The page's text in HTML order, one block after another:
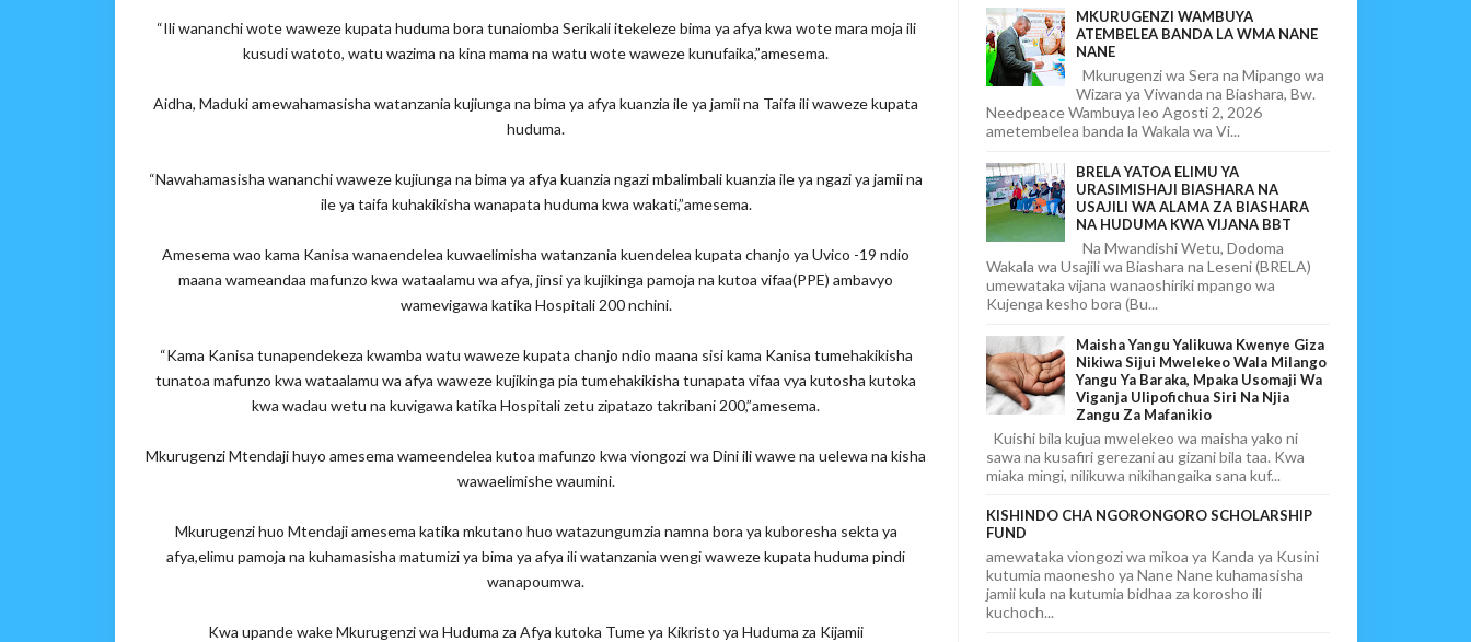
“Ili wananchi wote waweze kupata huduma bora tunaiomba Serikali itekeleze bima ya afya kwa wote mara moja ili
kusudi watoto, watu wazima na kina mama na watu wote waweze kunufaika,”amesema.
Aidha, Maduki amewahamasisha watanzania kujiunga na bima ya afya kuanzia ile ya jamii na Taifa ili waweze kupata
huduma.
“Nawahamasisha wananchi waweze kujiunga na bima ya afya kuanzia ngazi mbalimbali kuanzia ile ya ngazi ya jamii na
ile ya taifa kuhakikisha wanapata huduma kwa wakati,”amesema.
Amesema wao kama Kanisa wanaendelea kuwaelimisha watanzania kuendelea kupata chanjo ya Uvico -19 ndio
maana wameandaa mafunzo kwa wataalamu wa afya, jinsi ya kujikinga pamoja na kutoa vifaa(PPE) ambavyo
wamevigawa katika Hospitali 200 nchini.
“Kama Kanisa tunapendekeza kwamba watu waweze kupata chanjo ndio maana sisi kama Kanisa tumehakikisha
tunatoa mafunzo kwa wataalamu wa afya waweze kujikinga pia tumehakikisha tunapata vifaa vya kutosha kutoka
kwa wadau wetu na kuvigawa katika Hospitali zetu zipatazo takribani 200,”amesema.
Mkurugenzi Mtendaji huyo amesema wameendelea kutoa mafunzo kwa viongozi wa Dini ili wawe na uelewa na kisha
wawaelimishe waumini.
Mkurugenzi huo Mtendaji amesema katika mkutano huo watazungumzia namna bora ya kuboresha sekta ya
afya,elimu pamoja na kuhamasisha matumizi ya bima ya afya ili watanzania wengi waweze kupata huduma pindi
wanapoumwa.
Kwa upande wake Mkurugenzi wa Huduma za Afya kutoka Tume ya Kikristo ya Huduma za Kijamii
MKURUGENZI WAMBUYA
ATEMBELEA BANDA LA WMA NANE
NANE
Mkurugenzi wa Sera na Mipango wa
Wizara ya Viwanda na Biashara, Bw.
Needpeace Wambuya leo Agosti 2, 2026
ametembelea banda la Wakala wa Vi...
BRELA YATOA ELIMU YA
URASIMISHAJI BIASHARA NA
USAJILI WA ALAMA ZA BIASHARA
NA HUDUMA KWA VIJANA BBT
Na Mwandishi Wetu, Dodoma
Wakala wa Usajili wa Biashara na Leseni (BRELA)
umewataka vijana wanaoshiriki mpango wa
Kujenga kesho bora (Bu...
Maisha Yangu Yalikuwa Kwenye Giza
Nikiwa Sijui Mwelekeo Wala Milango
Yangu Ya Baraka, Mpaka Usomaji Wa
Viganja Ulipofichua Siri Na Njia
Zangu Za Mafanikio
Kuishi bila kujua mwelekeo wa maisha yako ni
sawa na kusafiri gerezani au gizani bila taa. Kwa
miaka mingi, nilikuwa nikihangaika sana kuf...
KISHINDO CHA NGORONGORO SCHOLARSHIP
FUND
amewataka viongozi wa mikoa ya Kanda ya Kusini
kutumia maonesho ya Nane Nane kuhamasisha
jamii kula na kutumia bidhaa za korosho ili
kuchoch...